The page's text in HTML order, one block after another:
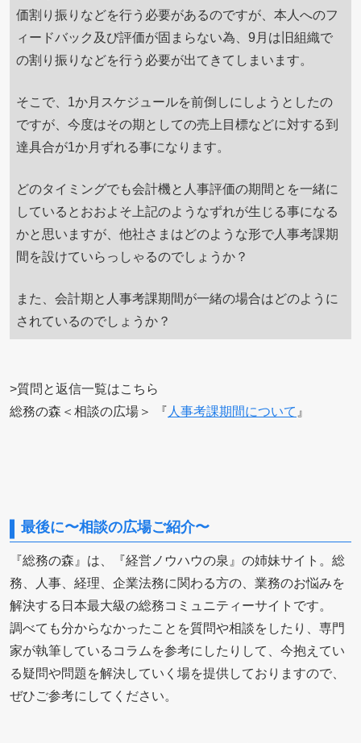
価割り振りなどを行う必要があるのですが、本人へのフ
ィードバック及び評価が固まらない為、9月は旧組織で
の割り振りなどを行う必要が出てきてしまいます。
そこで、1か月スケジュールを前倒しにしようとしたの
ですが、今度はその期としての売上目標などに対する到
達具合が1か月ずれる事になります。
どのタイミングでも会計機と人事評価の期間とを一緒に
しているとおおよそ上記のようなずれが生じる事になる
かと思いますが、他社さまはどのような形で人事考課期
間を設けていらっしゃるのでしょうか？
また、会計期と人事考課期間が一緒の場合はどのように
されているのでしょうか？
>質問と返信一覧はこちら
総務の森＜相談の広場＞ 『 人事考課期間について 』
最後に〜相談の広場ご紹介〜
『総務の森』は、『経営ノウハウの泉』の姉妹サイト。総
務、人事、経理、企業法務に関わる方の、業務のお悩みを
解決する日本最大級の総務コミュニティーサイトです。
調べても分からなかったことを質問や相談をしたり、専門
家が執筆しているコラムを参考にしたりして、今抱えてい
る疑問や問題を解決していく場を提供しておりますので、
ぜひご参考にしてください。